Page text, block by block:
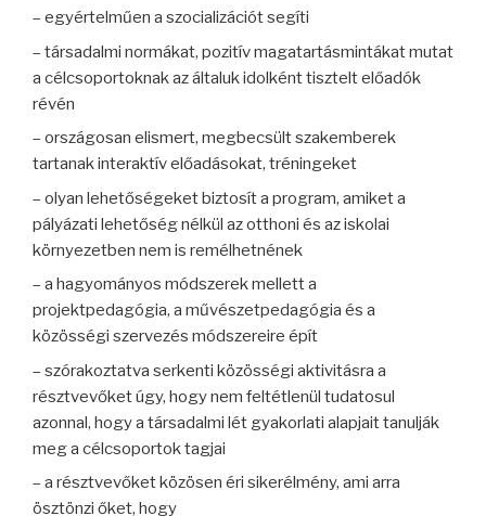
– egyértelműen a szocializációt segíti
– társadalmi normákat, pozitív magatartásmintákat mutat
a célcsoportoknak az általuk idolként tisztelt előadók
révén
– országosan elismert, megbecsült szakemberek
tartanak interaktív előadásokat, tréningeket
– olyan lehetőségeket biztosít a program, amiket a
pályázati lehetőség nélkül az otthoni és az iskolai
környezetben nem is remélhetnének
– a hagyományos módszerek mellett a
projektpedagógia, a művészetpedagógia és a
közösségi szervezés módszereire épít
– szórakoztatva serkenti közösségi aktivitásra a
résztvevőket úgy, hogy nem feltétlenül tudatosul
azonnal, hogy a társadalmi lét gyakorlati alapjait tanulják
meg a célcsoportok tagjai
– a résztvevőket közösen éri sikerélmény, ami arra
ösztönzi őket, hogy